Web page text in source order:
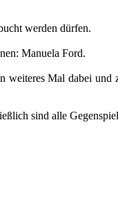
werden dürfen.
Manuela Ford.
Mal dabei
sind alle